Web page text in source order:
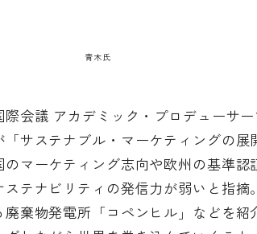
青木氏
会議 アカデミック・プロデューサ
サステナブル・マーケティングの展
マーケティング志向や欧州の基準認
テナビリティの発信力が弱いと指摘。
棄物発電所「コペンヒル」などを紹